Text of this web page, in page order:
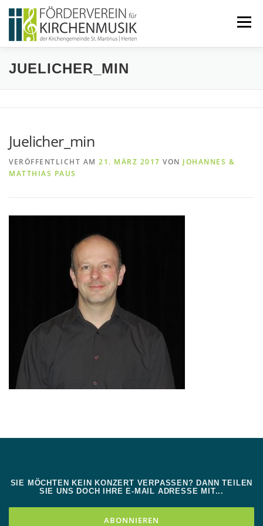
Inhalt
springen
Menü
START ÜBER UNS
BEITRETEN IMPRESSUM
JUELICHER_MIN
Juelicher_min
VERÖFFENTLICHT AM 21. MÄRZ 2017 VON JOHANNES &
MATTHIAS PAUS
SIE MÖCHTEN KEIN KONZERT VERPASSEN? DANN TEILEN
SIE UNS DOCH IHRE E-MAIL ADRESSE MIT...